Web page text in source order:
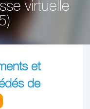
virtuelle
et
de